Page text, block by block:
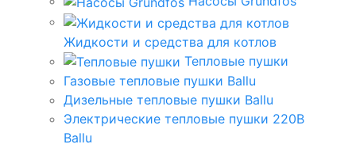
Жидкости и средства для котлов
Тепловые пушки
Газовые тепловые пушки Ballu
Дизельные тепловые пушки Ballu
Электрические тепловые пушки 220В
Ballu